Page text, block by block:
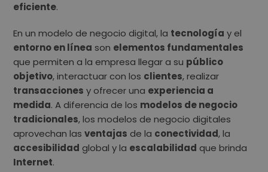
eficiente.
En un modelo de negocio digital, la tecnología y el
entorno en línea son elementos fundamentales
que permiten a la empresa llegar a su público
objetivo, interactuar con los clientes, realizar
transacciones y ofrecer una experiencia a
medida. A diferencia de los modelos de negocio
tradicionales, los modelos de negocio digitales
aprovechan lasventajas de la conectividad, la
accesibilidad global y la escalabilidad que brinda
Internet.